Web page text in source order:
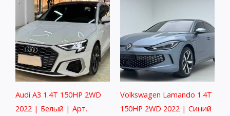
Audi A3 1.4T 150HP 2WD
2022 | Белый | Арт.
Volkswagen Lamando 1.4T
150HP 2WD 2022 | Синий